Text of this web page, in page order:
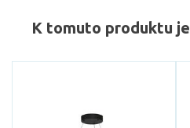
K tomuto produktu